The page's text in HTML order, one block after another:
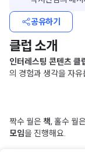
공유하기
클럽 소개
인터레스팅 콘텐츠 클
의 경험과 생각을 자
짝수 월은 책, 홀수 월
모임을 진행해요.